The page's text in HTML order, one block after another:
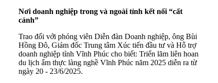
Nơi doanh nghiệp trong và ngoài tỉnh kết nối “cất
cánh”
Trao đổi với phóng viên Diễn đàn Doanh nghiệp, ông Bùi
Hồng Đô, Giám đốc Trung tâm Xúc tiến đầu tư và Hỗ trợ
doanh nghiệp tỉnh Vĩnh Phúc cho biết: Triển lãm liên hoan
du lịch ẩm thực làng nghề Vĩnh Phúc năm 2025 diễn ra từ
ngày 20 - 23/6/2025.